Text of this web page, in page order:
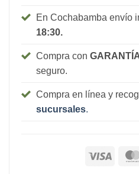
En Cochabamba envío
18:30.
Compra con
seguro.
Compra en línea y
sucursales.